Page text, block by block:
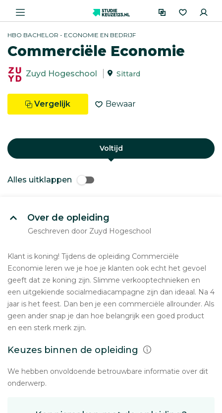
HBO BACHELOR - ECONOMIE EN BEDRIJF
Commerciële Economie
Zuyd Hogeschool Sittard
Vergelijk Bewaar
Voltijd
Alles uitklappen
Over de opleiding
Geschreven door Zuyd Hogeschool
Klant is koning! Tijdens de opleiding Commerciële
Economie leren we je hoe je klanten ook echt het gevoel
geeft dat ze koning zijn. Slimme verkooptechnieken en
een uitgekiende socialmediacampagne zijn dan ideaal. Na 4
jaar is het feest. Dan ben je een commerciële allrounder. Als
geen ander snap je dan hoe belangrijk een goed product
en een sterk merk zijn.
Keuzes binnen de opleiding
We hebben onvoldoende betrouwbare informatie over dit
onderwerp.